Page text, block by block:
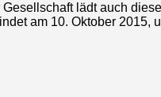
lädt auch
am 10. Oktober 2015,